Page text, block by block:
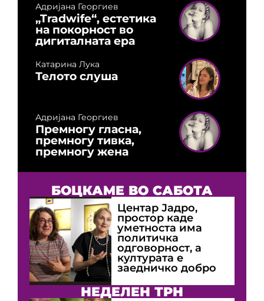
Адријана Георгиев
„Tradwife“, естетика
на покорност во
дигиталната ера
Катарина Лука
Телото слуша
Адријана Георгиев
Премногу гласна,
премногу тивка,
премногу жена
БОЦКАМЕ ВО САБОТА
Центар Јадро,
простор каде
уметноста има
политичка
одговорност, а
културата е
заедничко добро
НЕДЕЛЕН ТРН